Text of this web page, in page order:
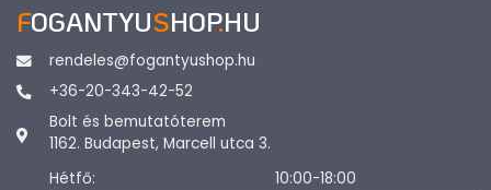
FOGANTYUSHOP.HU
rendeles@fogantyushop.hu
+36-20-343-42-52
Bolt és bemutatóterem
1162. Budapest, Marcell utca 3.
Hétfő:
10:00-18:00